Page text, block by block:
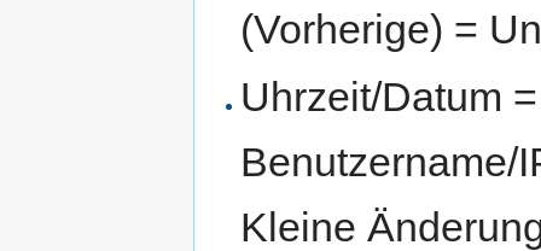
(Vorherige) =
Uhrzeit/Datum
Benutzername/
Kleine